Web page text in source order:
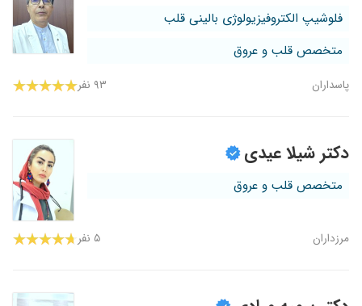
فلوشیپ الکتروفیزیولوژی بالینی قلب
متخصص قلب و عروق
پاسداران ۹۳ نفر
دکتر شیلا عیدی
متخصص قلب و عروق
مرزداران ۵ نفر